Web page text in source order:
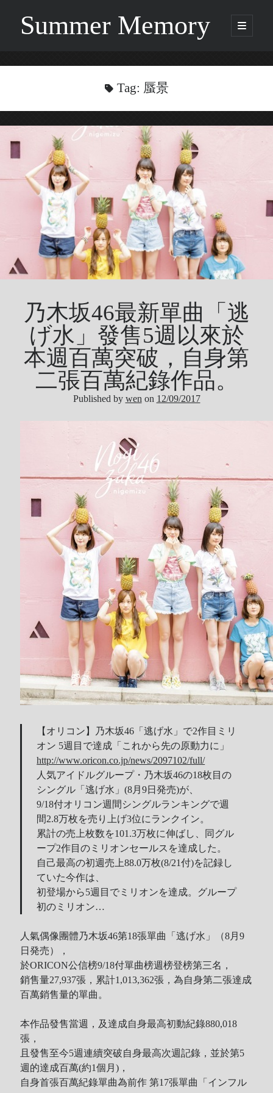
Summer Memory
open
primary
Categories
Being Music
GARNET CROW
Life
NEWS
ORICON
Other
Photo
Uncategorized
ZARD
Recent Posts
DOCKER 內程式防火牆
辣個傳說的女人出現了!!!
『離れていても』 / AKB48 message song
SONY PS5表示: 我們是賣路由器的。
Live Your Dream – 今、はじめよう | 17LIVE (イチナナ)
乃木坂46 『世界中の隣人よ』
AKB48 Team TP｜2020 愚人節特別企劃(官方youtube)
Recent Comments
HINET 神路由
onHINET 神路由
on BEING 系藝人占卜
Shinodaon
第53回 輝く！日本レコード大賞 AKB48 受賞
ORICON オリコン芸能ニュース APK 無廣告版
tabahikoon
ORICON オリコン芸能ニュース APK 無廣告
版
HinaonTextcube的Nginx Rewrite
ORICON RANK
Archives
Archives
Tag: 蜃景
乃木坂46最新單曲「逃
げ水」發售5週以來於
本週百萬突破，自身第
二張百萬紀錄作品。
Published by wen on 12/09/2017
【オリコン】乃木坂46「逃げ水」で2作目ミリ
オン 5週目で達成「これから先の原動力に」
http://www.oricon.co.jp/news/2097102/full/
人気アイドルグループ・乃木坂46の18枚目の
シングル「逃げ水」(8月9日発売)が、
9/18付オリコン週間シングルランキングで週
間2.8万枚を売り上げ3位にランクイン。
累計の売上枚数を101.3万枚に伸ばし、同グル
ープ2作目のミリオンセールスを達成した。
自己最高の初週売上88.0万枚(8/21付)を記録し
ていた今作は、
初登場から5週目でミリオンを達成。グループ
初のミリオン…
人氣偶像團體乃木坂46第18張單曲「逃げ水」（8月9
日発売），
於ORICON公信榜9/18付單曲榜週榜登榜第三名，
銷售量27,937張，累計1,013,362張，為自身第二張達成
百萬銷售量的單曲。
本作品發售當週，及達成自身最高初動紀錄880,018
張，
且發售至今5週連續突破自身最高次週記錄，並於第5
週的達成百萬(約1個月)，
自身首張百萬紀錄單曲為前作 第17張單曲「インフル